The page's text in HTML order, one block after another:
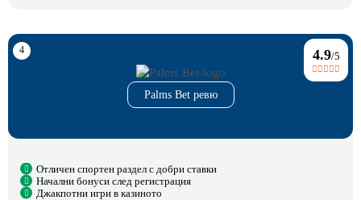
Palms Bet ревю
4.9/5
Отличен спортен раздел с добри ставки
Начални бонуси след регистрация
Джакпотни игри в казиното